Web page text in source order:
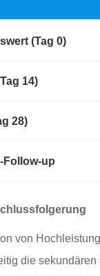
(Tag 0)
14)
28)
Follow-up
von
die